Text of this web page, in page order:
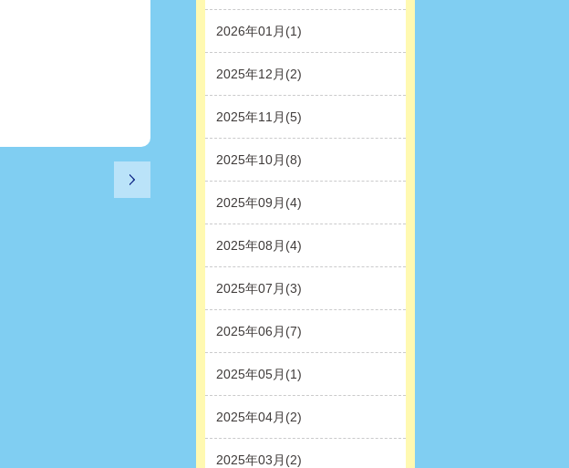
2026年01月(1)
2025年12月(2)
2025年11月(5)
2025年10月(8)
2025年09月(4)
2025年08月(4)
2025年07月(3)
2025年06月(7)
2025年05月(1)
2025年04月(2)
2025年03月(2)